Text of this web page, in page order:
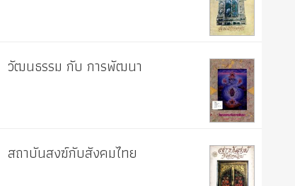
วัฒนธรรม กับ การพัฒนา
สถาบันสงฆ์กับสังคมไทย